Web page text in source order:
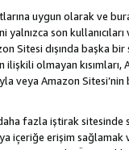
uygun olarak ve
yalnızca son
Sitesi dışında başka
ilişkili olmayan
veya Amazon
fazla iştirak
erişim sağlamak